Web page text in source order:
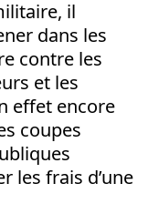
il
dans les
contre les
et les
effet encore
coupes
les frais d’une